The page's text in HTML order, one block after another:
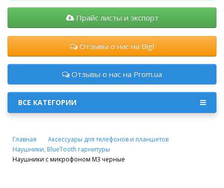
Прайс листы и экспорт
Отзывы о нас на Bigl
Отзывы о нас на Prom.ua
ВСЕ КАТЕГОРИИ
Главная
Аксессуары для телефонов и планшетов
Наушники, BlueTooth гарнитуры
Наушники с микрофоном M3 черные